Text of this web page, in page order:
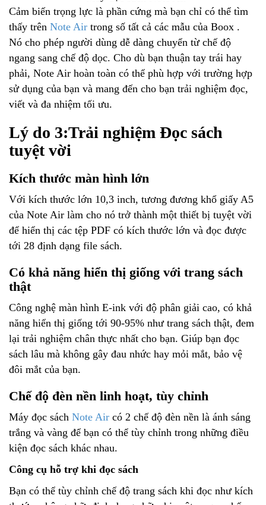
Cảm biến trọng lực là phần cứng mà bạn chỉ có thể tìm
thấy trên Note Air trong số tất cả các mẫu của Boox .
Nó cho phép người dùng dễ dàng chuyển từ chế độ
ngang sang chế độ dọc. Cho dù bạn thuận tay trái hay
phải, Note Air hoàn toàn có thể phù hợp với trường hợp
sử dụng của bạn và mang đến cho bạn trải nghiệm đọc,
viết và đa nhiệm tối ưu.
Lý do 3:Trải nghiệm Đọc sách
tuyệt vời
Kích thước màn hình lớn
Với kích thước lớn 10,3 inch, tương đương khổ giấy A5
của Note Air làm cho nó trở thành một thiết bị tuyệt vời
để hiển thị các tệp PDF có kích thước lớn và đọc được
tới 28 định dạng file sách.
Có khả năng hiển thị giống với trang sách
thật
Công nghệ màn hình E-ink với độ phân giải cao, có khả
năng hiển thị giống tới 90-95% như trang sách thật, đem
lại trải nghiệm chân thực nhất cho bạn. Giúp bạn đọc
sách lâu mà không gây đau nhức hay mỏi mắt, bảo vệ
đôi mắt của bạn.
Chế độ đèn nền linh hoạt, tùy chỉnh
Máy đọc sách Note Air có 2 chế độ đèn nền là ánh sáng
trắng và vàng để bạn có thể tùy chỉnh trong những điều
kiện đọc sách khác nhau.
Công cụ hỗ trợ khi đọc sách
Bạn có thể tùy chỉnh chế độ trang sách khi đọc như kích